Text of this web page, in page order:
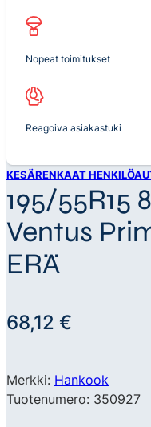
Nopeat toimitukset
Reagoiva asiakastuki
KESÄRENKAAT
195/55R15
Ventus
ERÄ
68,12 €
Merkki: Hankook
Tuotenumero: 350927